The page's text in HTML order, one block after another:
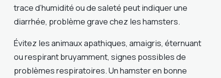
trace d’humidité ou de saleté peut indiquer une
diarrhée, problème grave chez les hamsters.
Évitez les animaux apathiques, amaigris, éternuant
ou respirant bruyamment, signes possibles de
problèmes respiratoires. Un hamster en bonne